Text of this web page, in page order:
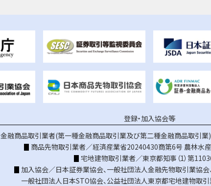
登録・加入協会等
金融商品取引業者(第一種金融商品取引業及び第二種金融商品取引業)
商品先物取引業者／経済産業省20240430商第6号 農林水
宅地建物取引業者／東京都知事（1）第
加入協会／日本証券業協会、 一般社団法人金融先物取引業協会、
一般社団法人日本STO協会、 公益社団法人東京都宅地建物取